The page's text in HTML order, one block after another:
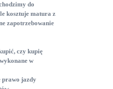
do
kosztuje matura z
zapotrzebowanie
, czy kupię
w
prawo jazdy